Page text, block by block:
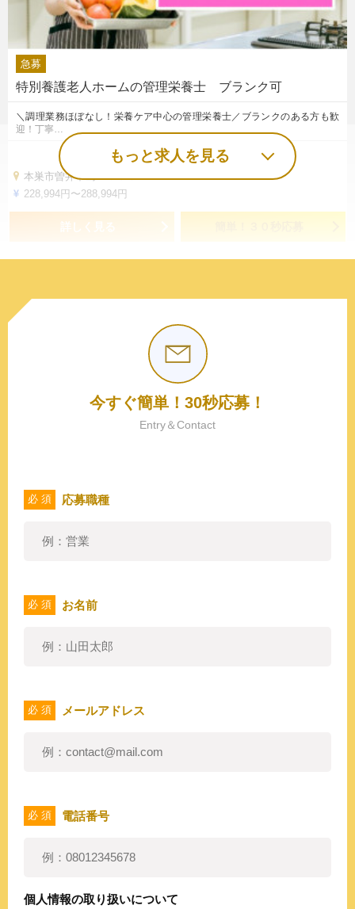
急募
特別養護老人ホームの管理栄養士 ブランク可
＼調理業務ほぼなし！栄養ケア中心の管理栄養士／ブランクのある方も歓
迎！丁寧…
本巣市曽井中島１６９８－１
228,994円〜288,994円
詳しく見る
もっと求人を見る
今すぐ簡単！30秒応募！
Entry＆Contact
必 須 応募職種
必 須 お名前
必 須 メールアドレス
必 須 電話番号
個人情報の取り扱いについて